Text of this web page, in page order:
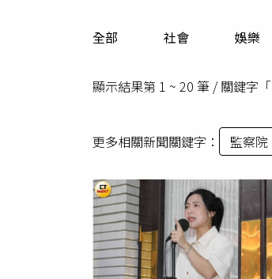
全部 社會 娛樂
顯示結果第 1 ~ 20 筆 / 關鍵字「
更多相關新聞關鍵字： 監察院